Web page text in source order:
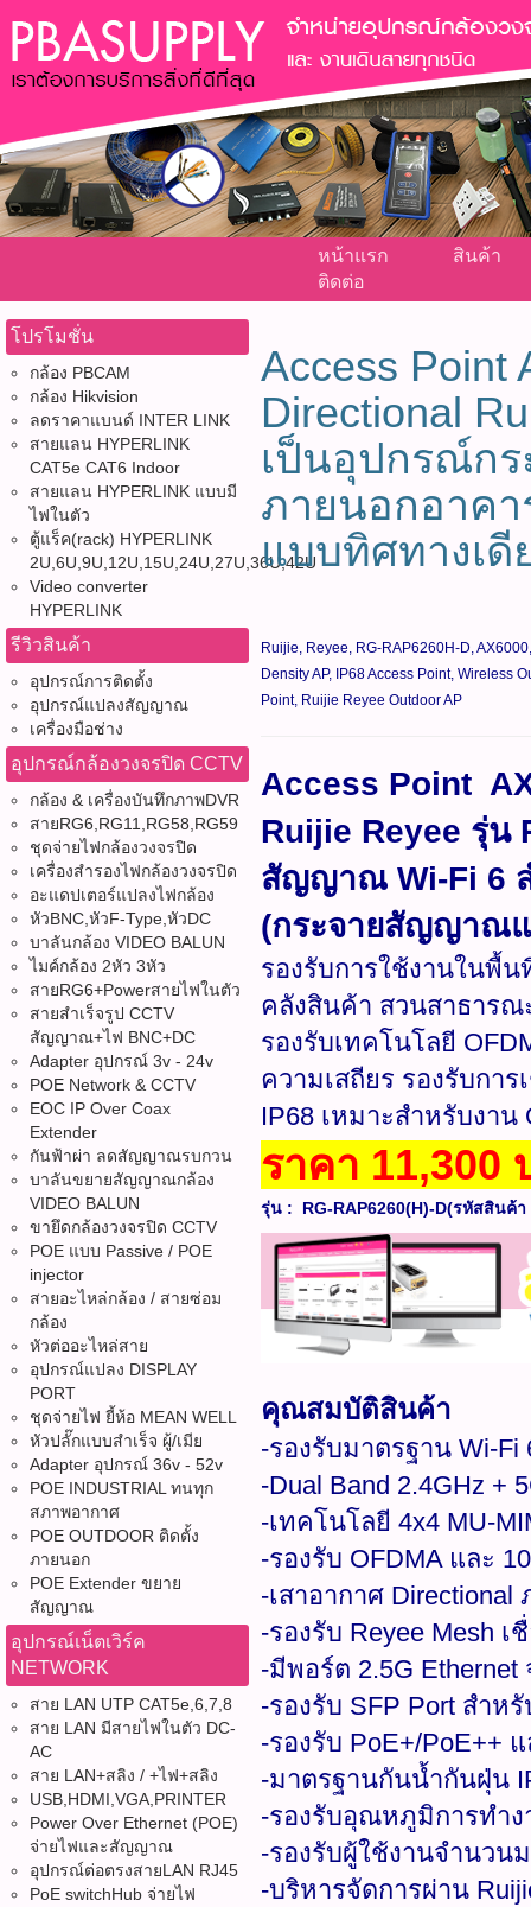
หน้าแรก
สินค้า
ติดต่อ
โปรโมชั่น
กล้อง PBCAM
กล้อง Hikvision
ลดราคาแบนด์ INTER LINK
สายแลน HYPERLINK
CAT5e CAT6 Indoor
สายแลน HYPERLINK แบบมี
ไฟในตัว
ตู้แร็ค(rack) HYPERLINK
2U,6U,9U,12U,15U,24U,27U,36U,42U
Video converter
HYPERLINK
รีวิวสินค้า
อุปกรณ์การติดตั้ง
อุปกรณ์แปลงสัญญาณ
เครื่องมือช่าง
อุปกรณ์กล้องวงจรปิด CCTV
กล้อง & เครื่องบันทึกภาพDVR
สายRG6,RG11,RG58,RG59
ชุดจ่ายไฟกล้องวงจรปิด
เครื่องสำรองไฟกล้องวงจรปิด
อะแดปเตอร์แปลงไฟกล้อง
หัวBNC,หัวF-Type,หัวDC
บาลันกล้อง VIDEO BALUN
ไมค์กล้อง 2หัว 3หัว
สายRG6+Powerสายไฟในตัว
สายสำเร็จรูป CCTV
สัญญาณ+ไฟ BNC+DC
Adapter อุปกรณ์ 3v - 24v
POE Network & CCTV
EOC IP Over Coax
Extender
กันฟ้าผ่า ลดสัญญาณรบกวน
บาลันขยายสัญญาณกล้อง
VIDEO BALUN
ขายึดกล้องวงจรปิด CCTV
POE แบบ Passive / POE
injector
สายอะไหล่กล้อง / สายซ่อม
กล้อง
หัวต่ออะไหล่สาย
อุปกรณ์แปลง DISPLAY
PORT
ชุดจ่ายไฟ ยี้ห้อ MEAN WELL
หัวปลั๊กแบบสำเร็จ ผู้/เมีย
Adapter อุปกรณ์ 36v - 52v
POE INDUSTRIAL ทนทุก
สภาพอากาศ
POE OUTDOOR ติดตั้ง
ภายนอก
POE Extender ขยาย
สัญญาณ
อุปกรณ์เน็ตเวิร์ค
NETWORK
สาย LAN UTP CAT5e,6,7,8
สาย LAN มีสายไฟในตัว DC-
AC
สาย LAN+สลิง / +ไฟ+สลิง
USB,HDMI,VGA,PRINTER
Power Over Ethernet (POE)
จ่ายไฟและสัญญาณ
อุปกรณ์ต่อตรงสายLAN RJ45
PoE switchHub จ่ายไฟ
Access Point
Directional
เป็นอุปกรณ์ก
ภายนอกอาค
แบบทิศทางเดี
Ruijie, Reyee, RG-RAP6260H-D,
Density AP, IP68 Access Point, Wireless
Point, Ruijie Reyee Outdoor AP
Access Point
Ruijie Reyee รุ่น
สัญญาณ Wi-Fi 6
(กระจายสัญญาณ
รองรับการใช้งานในพื้
คลังสินค้า สวนสาธารณ
รองรับเทคโนโลยี
ความเสถียร รองรับกา
IP68 เหมาะสำหรับงาน
ราคา 11,300
รุ่น : RG-RAP6260(H)-D(รหัสสินค้า
คุณสมบัติสินค้า
-รองรับมาตรฐาน Wi-Fi
-Dual Band 2.4GHz +
-เทคโนโลยี 4x4 MU-
-รองรับ OFDMA และ
-เสาอากาศ
-รองรับ Reyee Mesh
-มีพอร์ต 2.5G Ethernet
-รองรับ SFP Port สำห
-รองรับ PoE+/PoE++
-มาตรฐานกันน้ำกันฝุ่น
-รองรับอุณหภูมิการทำง
-รองรับผู้ใช้งานจำนวน
-บริหารจัดการผ่าน